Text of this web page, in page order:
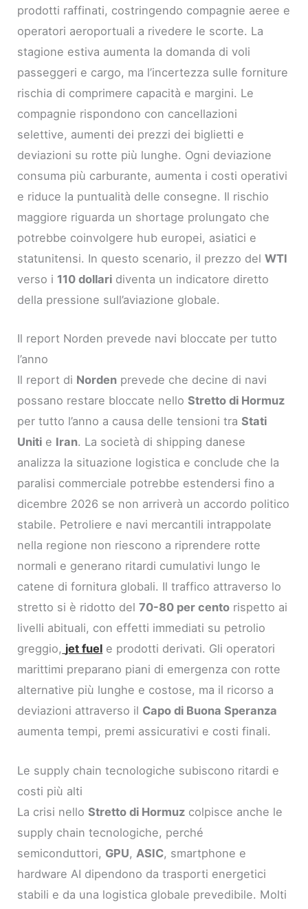
prodotti raffinati, costringendo compagnie aeree e
operatori aeroportuali a rivedere le scorte. La
stagione estiva aumenta la domanda di voli
passeggeri e cargo, ma l’incertezza sulle forniture
rischia di comprimere capacità e margini. Le
compagnie rispondono con cancellazioni
selettive, aumenti dei prezzi dei biglietti e
deviazioni su rotte più lunghe. Ogni deviazione
consuma più carburante, aumenta i costi operativi
e riduce la puntualità delle consegne. Il rischio
maggiore riguarda un shortage prolungato che
potrebbe coinvolgere hub europei, asiatici e
statunitensi. In questo scenario, il prezzo delWTI
verso i 110 dollari diventa un indicatore diretto
della pressione sull’aviazione globale.
Il report Norden prevede navi bloccate per tutto
l’anno
Il report di Norden prevede che decine di navi
possano restare bloccate nelloStretto di Hormuz
per tutto l’anno a causa delle tensioni traStati
Uniti e Iran. La società di shipping danese
analizza la situazione logistica e conclude che la
paralisi commerciale potrebbe estendersi fino a
dicembre 2026 se non arriverà un accordo politico
stabile. Petroliere e navi mercantili intrappolate
nella regione non riescono a riprendere rotte
normali e generano ritardi cumulativi lungo le
catene di fornitura globali. Il traffico attraverso lo
stretto si è ridotto del70-80 per cento rispetto ai
livelli abituali, con effetti immediati su petrolio
greggio, jet fuel e prodotti derivati. Gli operatori
marittimi preparano piani di emergenza con rotte
alternative più lunghe e costose, ma il ricorso a
deviazioni attraverso il Capo di Buona Speranza
aumenta tempi, premi assicurativi e costi finali.
Le supply chain tecnologiche subiscono ritardi e
costi più alti
La crisi nelloStretto di Hormuz colpisce anche le
supply chain tecnologiche, perché
semiconduttori, GPU, ASIC, smartphone e
hardware AI dipendono da trasporti energetici
stabili e da una logistica globale prevedibile. Molti